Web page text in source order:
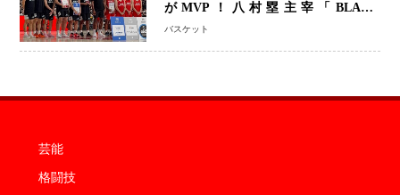
がMVP！八村塁主宰「BLACK
SAMURAI SUMMIT 2026」で存在
なった」
バスケット
芸能
格闘技